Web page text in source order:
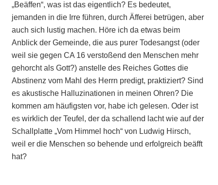
„Beäffen“, was ist das eigentlich? Es bedeutet,
jemanden in die Irre führen, durch Äfferei betrügen, aber
auch sich lustig machen. Höre ich da etwas beim
Anblick der Gemeinde, die aus purer Todesangst (oder
weil sie gegen CA 16 verstoßend den Menschen mehr
gehorcht als Gott?) anstelle des Reiches Gottes die
Abstinenz vom Mahl des Herrn predigt, praktiziert? Sind
es akustische Halluzinationen in meinen Ohren? Die
kommen am häufigsten vor, habe ich gelesen. Oder ist
es wirklich der Teufel, der da schallend lacht wie auf der
Schallplatte „Vom Himmel hoch“ von Ludwig Hirsch,
weil er die Menschen so behende und erfolgreich beäfft
hat?